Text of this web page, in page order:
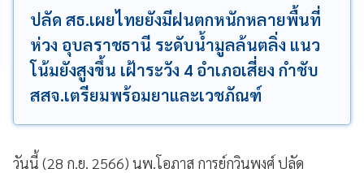
ปลัด สธ.เผยไทยยังมีฝนตกหนักหลายพื้นที่
ห่วง อุบลราชธานี ระดับน้ำมูลล้นตลิ่ง แนว
โน้มยังสูงขึ้น เฝ้าระวัง 4 อำเภอเสี่ยง กำชับ
สสจ.เตรียมพร้อมยาและเวชภัณฑ์
วันนี้ (28 ก.ย. 2566) นพ.โอภาส การย์กวินพงศ์ ปลัด